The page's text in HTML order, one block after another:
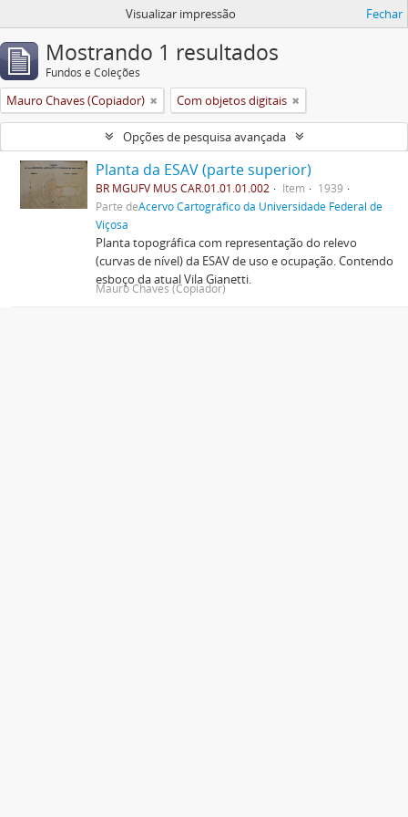
Visualizar impressão Fechar
Mostrando 1 resultados
Fundos e Coleções
Mauro Chaves (Copiador) Com objetos digitais
Opções de pesquisa avançada
Planta da ESAV (parte superior)
BR MGUFV MUS CAR.01.01.01.002 Item
1939
Parte deAcervo Cartográfico da Universidade Federal de
Viçosa
Planta topográfica com representação do relevo
(curvas de nível) da ESAV de uso e ocupação. Contendo
esboço da atual Vila Gianetti.
Mauro Chaves (Copiador)